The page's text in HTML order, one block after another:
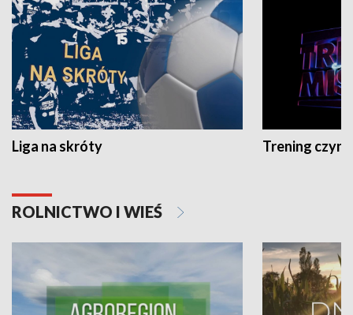
Liga na skróty Trening czyni
ROLNICTWO I WIEŚ